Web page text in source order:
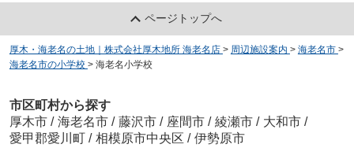
ページトップへ
厚木・海老名の土地｜株式会社厚木地所 海老名店 > 周辺施設案内 > 海老名市 >
海老名市の小学校 > 海老名小学校
市区町村から探す
厚木市 / 海老名市 / 藤沢市 / 座間市 / 綾瀬市 / 大和市 /
愛甲郡愛川町 / 相模原市中央区 / 伊勢原市